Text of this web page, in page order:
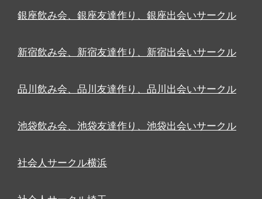
銀座飲み会、銀座友達作り、銀座出会いサークル
新宿飲み会、新宿友達作り、新宿出会いサークル
品川飲み会、品川友達作り、品川出会いサークル
池袋飲み会、池袋友達作り、池袋出会いサークル
社会人サークル横浜